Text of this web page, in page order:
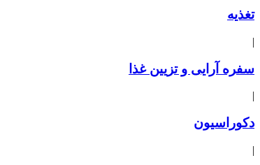
تغذیه
|
سفره آرایی و تزیین غذا
|
دکوراسیون
|